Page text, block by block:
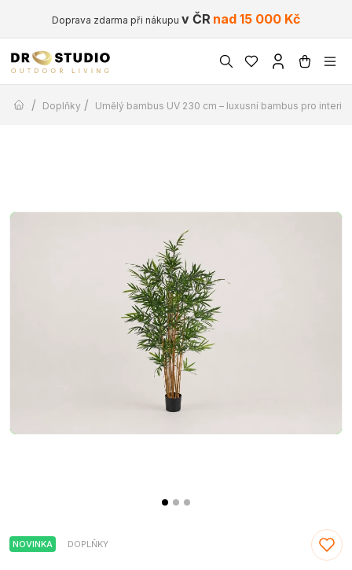
Doprava zdarma při nákupu v ČR nad 15 000 Kč
/ Doplňky / Umělý bambus UV 230 cm – luxusní bambus pro
NOVINKA DOPLŇKY